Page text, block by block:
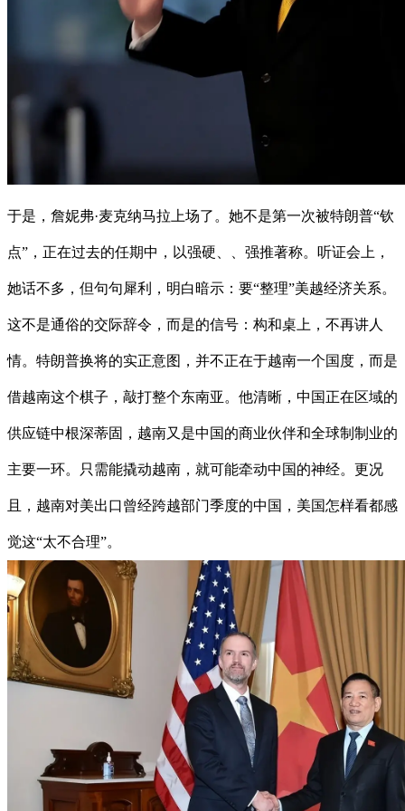
于是，詹妮弗·麦克纳马拉上场了。她不是第一次被特朗普“钦
点”，正在过去的任期中，以强硬、、强推著称。听证会上，
她话不多，但句句犀利，明白暗示：要“整理”美越经济关系。
这不是通俗的交际辞令，而是的信号：构和桌上，不再讲人
情。特朗普换将的实正意图，并不正在于越南一个国度，而是
借越南这个棋子，敲打整个东南亚。他清晰，中国正在区域的
供应链中根深蒂固，越南又是中国的商业伙伴和全球制制业的
主要一环。只需能撬动越南，就可能牵动中国的神经。更况
且，越南对美出口曾经跨越部门季度的中国，美国怎样看都感
觉这“太不合理”。